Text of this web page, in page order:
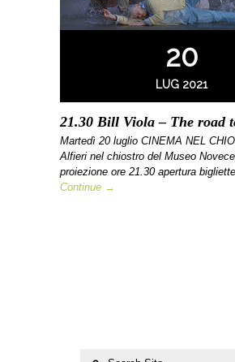
20
LUG 2021
21.30 Bill Viola – The road
Martedì 20 luglio CINEMA NEL
Alfieri nel chiostro del Museo
proiezione ore 21.30 apertura
Continue →